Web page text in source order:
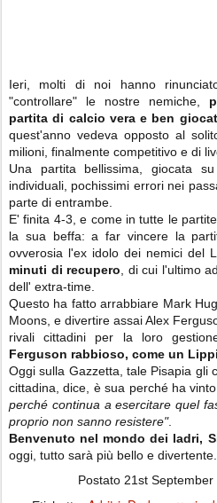
Ieri, molti di noi hanno
"controllare" le nostre nemiche,
partita di calcio vera e ben
quest'anno vedeva opposto al
milioni, finalmente competitivo e di
Una partita bellissima, giocata
individuali, pochissimi errori nei
parte di entrambe.
E' finita 4-3, e come in tutte le
la sua beffa: a far vincere la
ovverosia l'ex idolo dei nemici del
minuti di recupero , di cui l'ultimo
dell' extra-time.
Questo ha fatto arrabbiare Mark
Moons, e divertire assai Alex
rivali cittadini per la loro
Ferguson rabbioso, come un
Oggi sulla Gazzetta, tale Pisapia gli
cittadina, dice, è sua perché ha
perché continua a esercitare quel
proprio non sanno resistere".
Benvenuto nel mondo dei ladri,
oggi, tutto sarà più bello e divertente.
Postato 21st September